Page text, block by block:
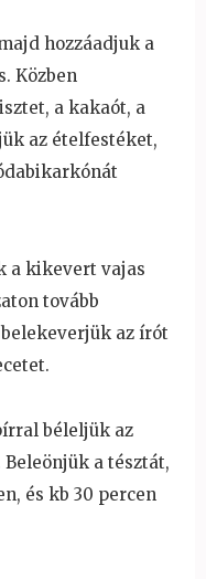
hozzáadjuk a
Közben
a kakaót, a
az ételfestéket,
a kikevert vajas
tovább
az írót
béleljük az
a tésztát,
és kb 30 percen